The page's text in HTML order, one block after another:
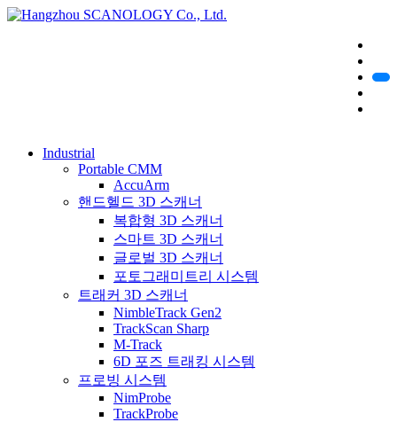
Industrial
Portable CMM
AccuArm
핸드헬드 3D 스캐너
복합형 3D 스캐너
스마트 3D 스캐너
글로벌 3D 스캐너
포토그래미트리 시스템
트래커 3D 스캐너
NimbleTrack Gen2
TrackScan Sharp
M-Track
6D 포즈 트래킹 시스템
프로빙 시스템
NimProbe
TrackProbe